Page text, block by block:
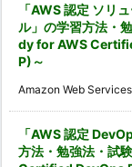
「AWS 認定 ソリ
ル」の学習方法・
dy for AWS
P)～
Amazon Web
「AWS 認定
方法・勉強法・試